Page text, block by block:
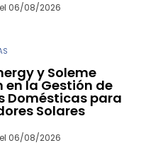
06/08/2026
y Soleme
en la Gestión de
Domésticas para
Solares
06/08/2026